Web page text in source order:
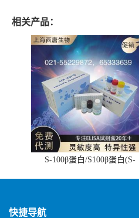
相关产品：
S-100β蛋白/S100β蛋白(S-
快捷导航